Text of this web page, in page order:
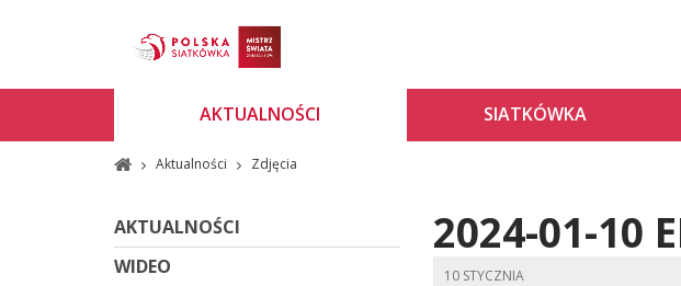
AKTUALNOŚCI SIATKÓWKA
Aktualności Zdjęcia
AKTUALNOŚCI
WIDEO
2024-01-10
10 STYCZNIA